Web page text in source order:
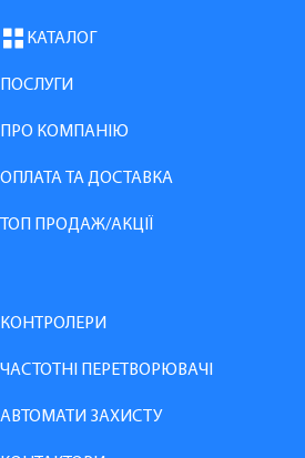
КАТАЛОГ
ПОСЛУГИ
ПРО КОМПАНІЮ
ОПЛАТА ТА ДОСТАВКА
ТОП ПРОДАЖ/АКЦІЇ
КОНТРОЛЕРИ
ЧАСТОТНІ ПЕРЕТВОРЮВАЧІ
АВТОМАТИ ЗАХИСТУ